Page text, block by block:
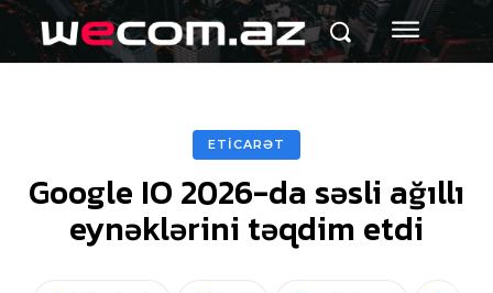
ETİCARƏT
Google IO 2026-da səsli ağıllı
eynəklərini təqdim etdi